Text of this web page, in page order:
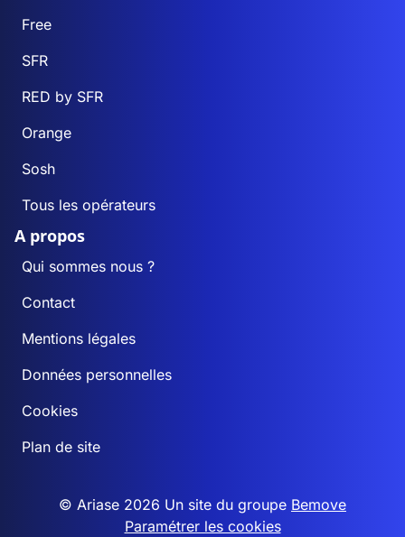
Free
SFR
RED by SFR
Orange
Sosh
Tous les opérateurs
A propos
Qui sommes nous ?
Contact
Mentions légales
Données personnelles
Cookies
Plan de site
© Ariase 2026 Un site du groupe Bemove
Paramétrer les cookies